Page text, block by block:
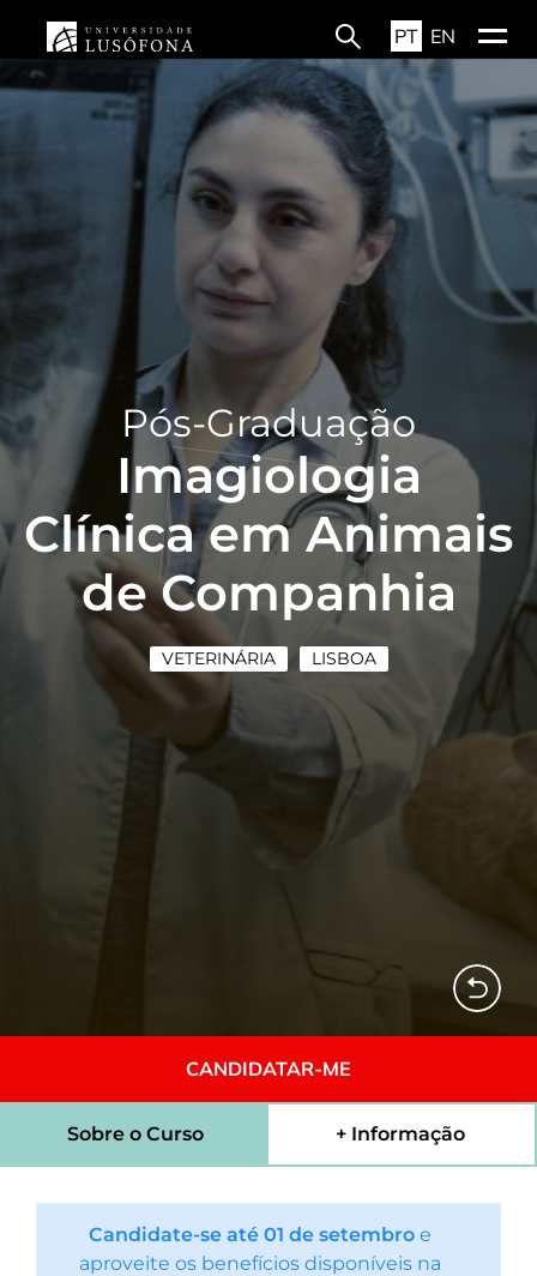
PT EN
Pós-Graduação
Imagiologia
Clínica em Animais
de Companhia
VETERINÁRIA LISBOA
CANDIDATAR-ME
Sobre o Curso + Informação
Candidate-se até 01 de setembro e
aproveite os benefícios disponíveis na